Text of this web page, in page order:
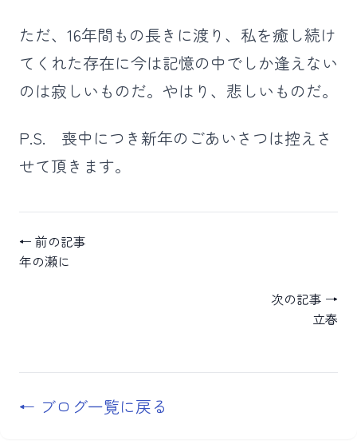
ただ、16年間もの長きに渡り、私を癒し続け
てくれた存在に今は記憶の中でしか逢えない
のは寂しいものだ。やはり、悲しいものだ。
P.S. 喪中につき新年のごあいさつは控えさ
せて頂きます。
← 前の記事
年の瀬に
次の記事 →
立春
← ブログ一覧に戻る